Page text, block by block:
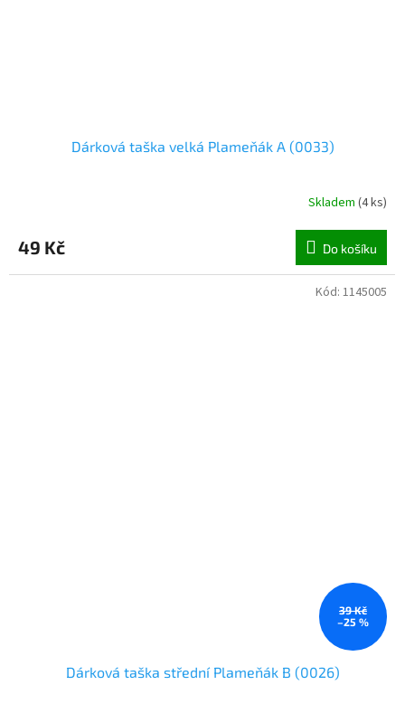
Dárková taška velká Plameňák A (0033)
Skladem (4 ks)
49 Kč Do košíku
39 Kč
–25 %
Dárková taška střední Plameňák B (0026)
Kód: 1145005